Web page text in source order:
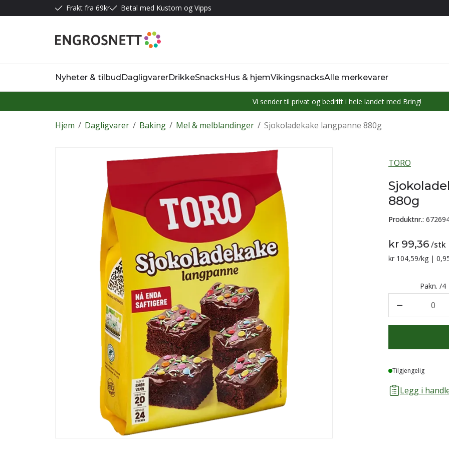
Frakt fra 69kr Betal med Kustom og Vipps
Nyheter & tilbudDagligvarerDrikkeSnacksHus & hjemVikingsnacksAlle merkevarer
Vi sender til privat og bedrift i hele landet med Bring!
/
Hjem /
Dagligvarer /
Baking /
Mel & melblandinger Sjokoladekake langpanne 880g
TORO
880g
Produktnr.:
kr 99,36/stk
Sammenligning
kr 104,59/kg |
Pakn. /4
0
Lager
Tilgjengelig
Legg i